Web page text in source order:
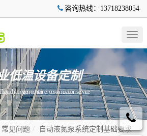
咨询热线：13718238054
低温设备定制
liquid nitrogen container customization service
常见问题 自动液氮泵系统定制基础要求